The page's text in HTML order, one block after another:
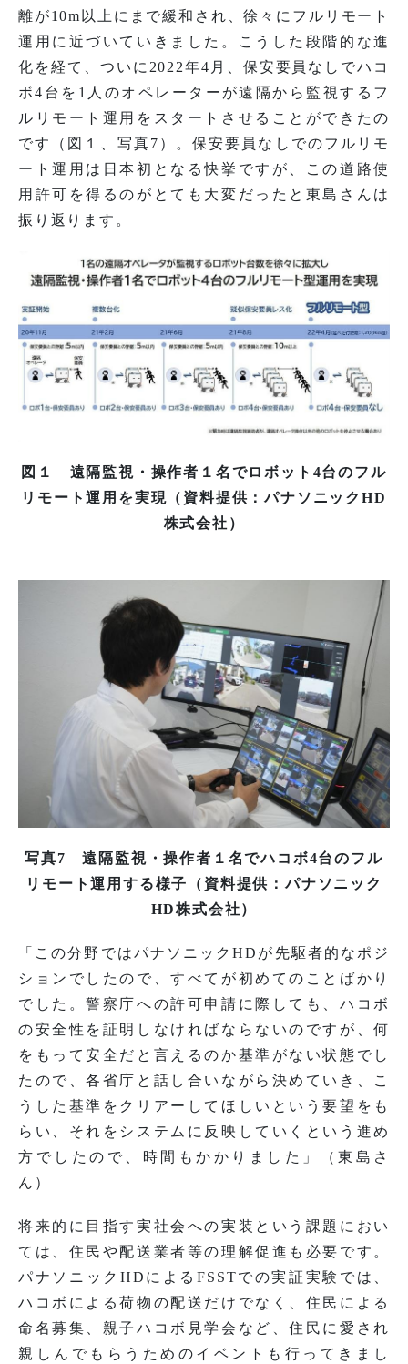
離が10m以上にまで緩和され、徐々にフルリモート
運用に近づいていきました。こうした段階的な進
化を経て、ついに2022年4月、保安要員なしでハコ
ボ4台を1人のオペレーターが遠隔から監視するフ
ルリモート運用をスタートさせることができたの
です（図１、写真7）。保安要員なしでのフルリモ
ート運用は日本初となる快挙ですが、この道路使
用許可を得るのがとても大変だったと東島さんは
振り返ります。
図１ 遠隔監視・操作者１名でロボット4台のフル
リモート運用を実現（資料提供：パナソニックHD
株式会社）
写真7 遠隔監視・操作者１名でハコボ4台のフル
リモート運用する様子（資料提供：パナソニック
HD株式会社）
「この分野ではパナソニックHDが先駆者的なポジ
ションでしたので、すべてが初めてのことばかり
でした。警察庁への許可申請に際しても、ハコボ
の安全性を証明しなければならないのですが、何
をもって安全だと言えるのか基準がない状態でし
たので、各省庁と話し合いながら決めていき、こ
うした基準をクリアーしてほしいという要望をも
らい、それをシステムに反映していくという進め
方でしたので、時間もかかりました」（東島さ
ん）
将来的に目指す実社会への実装という課題におい
ては、住民や配送業者等の理解促進も必要です。
パナソニックHDによるFSSTでの実証実験では、
ハコボによる荷物の配送だけでなく、住民による
命名募集、親子ハコボ見学会など、住民に愛され
親しんでもらうためのイベントも行ってきまし